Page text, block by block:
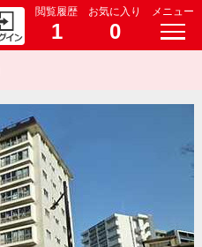
閲覧履歴
1
お気に入り
0
メニュー